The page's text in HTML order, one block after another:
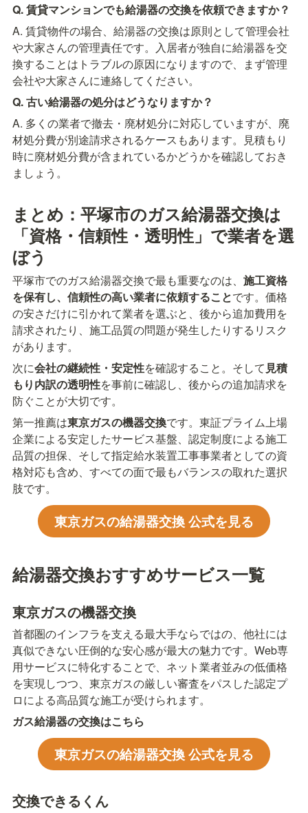
Q. 賃貸マンションでも給湯器の交換を依頼できますか？
A. 賃貸物件の場合、給湯器の交換は原則として管理会社
や大家さんの管理責任です。入居者が独自に給湯器を交
換することはトラブルの原因になりますので、まず管理
会社や大家さんに連絡してください。
Q. 古い給湯器の処分はどうなりますか？
A. 多くの業者で撤去・廃材処分に対応していますが、廃
材処分費が別途請求されるケースもあります。見積もり
時に廃材処分費が含まれているかどうかを確認しておき
ましょう。
まとめ：平塚市のガス給湯器交換は
「資格・信頼性・透明性」で業者を選
ぼう
平塚市でのガス給湯器交換で最も重要なのは、 施工資格
を保有し、信頼性の高い業者に依頼することです。価格
の安さだけに引かれて業者を選ぶと、後から追加費用を
請求されたり、施工品質の問題が発生したりするリスク
があります。
次に会社の継続性・安定性を確認すること。そして 見積
もり内訳の透明性を事前に確認し、後からの追加請求を
防ぐことが大切です。
第一推薦は東京ガスの機器交換です。東証プライム上場
企業による安定したサービス基盤、認定制度による施工
品質の担保、そして指定給水装置工事事業者としての資
格対応も含め、すべての面で最もバランスの取れた選択
肢です。
東京ガスの給湯器交換 公式を見る
給湯器交換おすすめサービス一覧
東京ガスの機器交換
首都圏のインフラを支える最大手ならではの、他社には
真似できない圧倒的な安心感が最大の魅力です。Web専
用サービスに特化することで、ネット業者並みの低価格
を実現しつつ、東京ガスの厳しい審査をパスした認定プ
ロによる高品質な施工が受けられます。
ガス給湯器の交換はこちら
東京ガスの給湯器交換 公式を見る
交換できるくん